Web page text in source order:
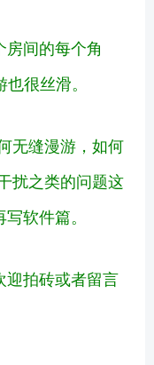
间的每个角
很丝滑。
无缝漫游，如何
扰之类的问题这
软件篇。
迎拍砖或者留言